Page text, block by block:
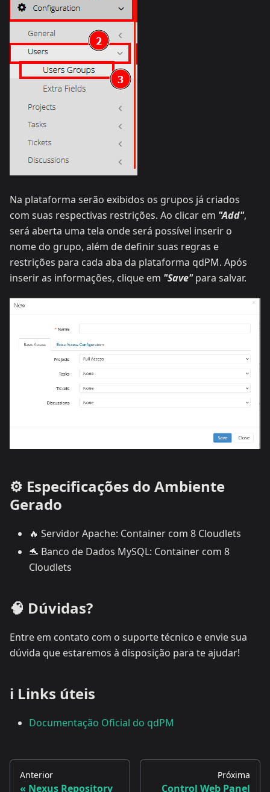
Na plataforma serão exibidos os grupos já criados
com suas respectivas restrições. Ao clicar em "Add",
será aberta uma tela onde será possível inserir o
nome do grupo, além de definir suas regras e
restrições para cada aba da plataforma qdPM. Após
inserir as informações, clique em "Save"para salvar.
⚙️ Especificações do Ambiente
Gerado
🔥 Servidor Apache: Container com 8 Cloudlets
🐬 Banco de Dados MySQL: Container com 8
Cloudlets
🧠 Dúvidas?
Entre em contato com o suporte técnico e envie sua
dúvida que estaremos à disposição para te ajudar!
ℹ️ Links úteis
Documentação Oficial do qdPM
Anterior
Nexus Repository
Próxima
Control Web Panel